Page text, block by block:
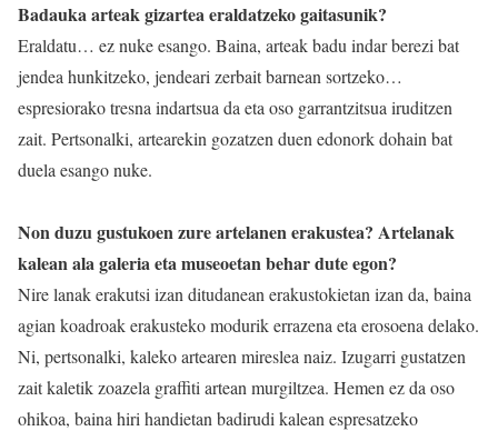
Badauka arteak gizartea eraldatzeko gaitasunik?
Eraldatu… ez nuke esango. Baina, arteak badu indar berezi bat
jendea hunkitzeko, jendeari zerbait barnean sortzeko…
espresiorako tresna indartsua da eta oso garrantzitsua iruditzen
zait. Pertsonalki, artearekin gozatzen duen edonork dohain bat
duela esango nuke.
Non duzu gustukoen zure artelanen erakustea? Artelanak
kalean ala galeria eta museoetan behar dute egon?
Nire lanak erakutsi izan ditudanean erakustokietan izan da, baina
agian koadroak erakusteko modurik errazena eta erosoena delako.
Ni, pertsonalki, kaleko artearen mireslea naiz. Izugarri gustatzen
zait kaletik zoazela graffiti artean murgiltzea. Hemen ez da oso
ohikoa, baina hiri handietan badirudi kalean espresatzeko